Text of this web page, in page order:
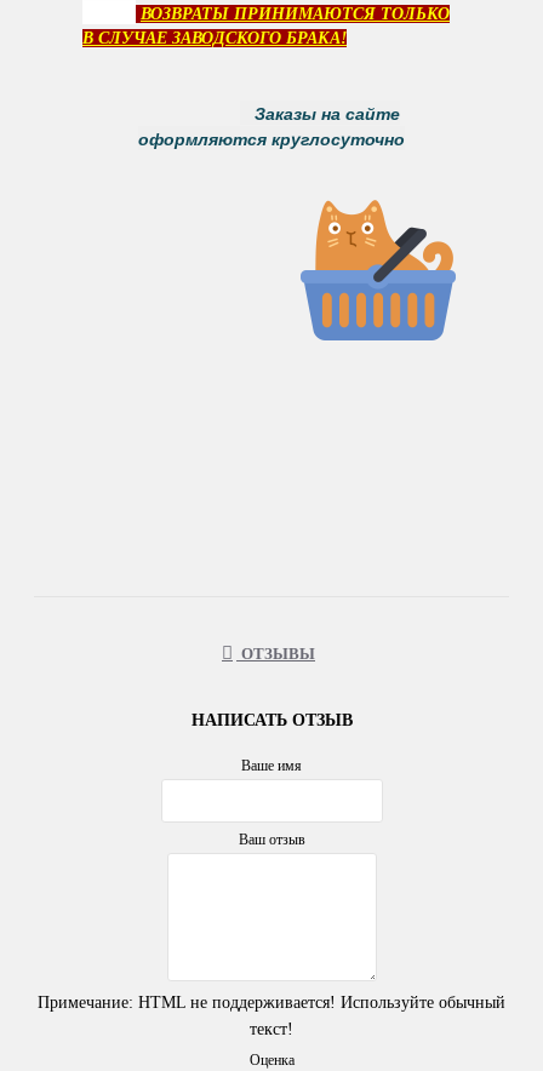
ВОЗВРАТЫ ПРИНИМАЮТСЯ ТОЛЬКО
В СЛУЧАЕ ЗАВОДСКОГО БРАКА!
Заказы на сайте
оформляются круглосуточно
ОТЗЫВЫ
НАПИСАТЬ ОТЗЫВ
Ваше имя
Ваш отзыв
Примечание: HTML не поддерживается! Используйте обычный
текст!
Оценка